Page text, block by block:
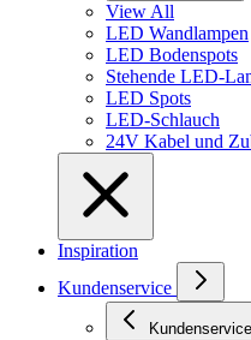
View All
LED Wandlampen
LED Bodenspots
Stehende LED-
LED Spots
LED-Schlauch
24V Kabel und
Inspiration
Kundenservice
Kundenservice